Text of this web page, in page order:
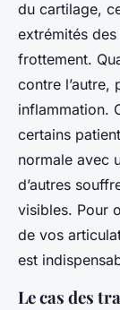
du cartilage,
extrémités
frottement.
contre l’autre,
inflammation.
certains
normale avec
d’autres
visibles. Pour
de vos
est
Le cas des